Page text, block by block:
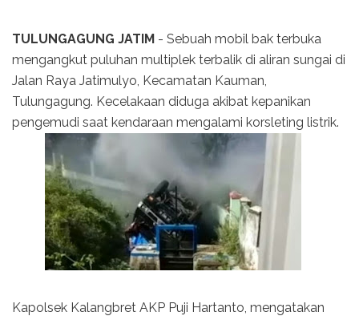
TULUNGAGUNG JATIM - Sebuah mobil bak terbuka
mengangkut puluhan multiplek terbalik di aliran sungai di
Jalan Raya Jatimulyo, Kecamatan Kauman,
Tulungagung. Kecelakaan diduga akibat kepanikan
pengemudi saat kendaraan mengalami korsleting listrik.
Kapolsek Kalangbret AKP Puji Hartanto, mengatakan